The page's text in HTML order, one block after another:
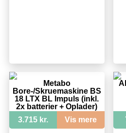
Metabo
Bore-/Skruemaskine BS
18 LTX BL Impuls (inkl.
2x batterier + Oplader)
3.715 kr.
Vis mere